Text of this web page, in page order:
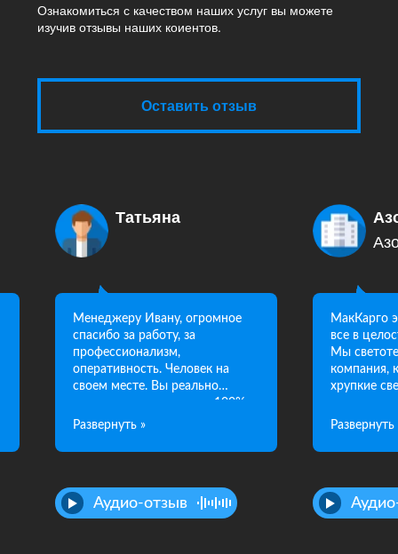
Ознакомиться с качеством наших услуг вы можете
изучив отзывы наших коиентов.
Оставить отзыв
Татьяна
Менеджеру Ивану, огромное
спасибо за работу, за
профессионализм,
оперативность. Человек на
своем месте. Вы реально
делаете качественно на 100%
свою работу. Я вам очень
доставку, как все было
Побольше бы таких
менеджеров по логистики.
Желаю вам хороших продаж,
Аудио-отзыв
МакКарго
все в
Мы
компания,
хрупкие
МакКарго,
все в